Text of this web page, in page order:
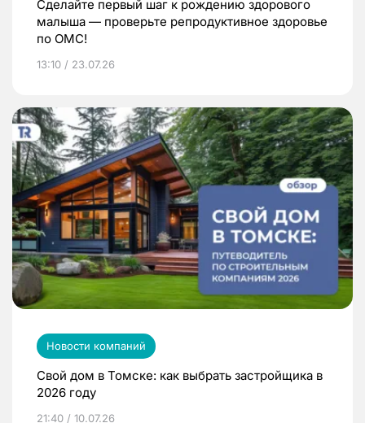
Сделайте первый шаг к рождению здорового
малыша — проверьте репродуктивное здоровье
по ОМС!
13:10 / 23.07.26
Новости компаний
Свой дом в Томске: как выбрать застройщика в
2026 году
21:40 / 10.07.26